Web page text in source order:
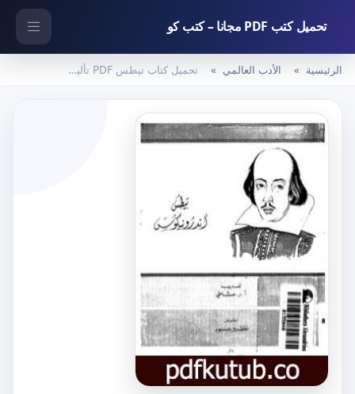
تحميل كتب PDF مجانا – كتب كو
الرئيسية الأدب العالمي تحميل كتاب تيطس PDF تأليف وليم شكسبير مجانا [كامل]